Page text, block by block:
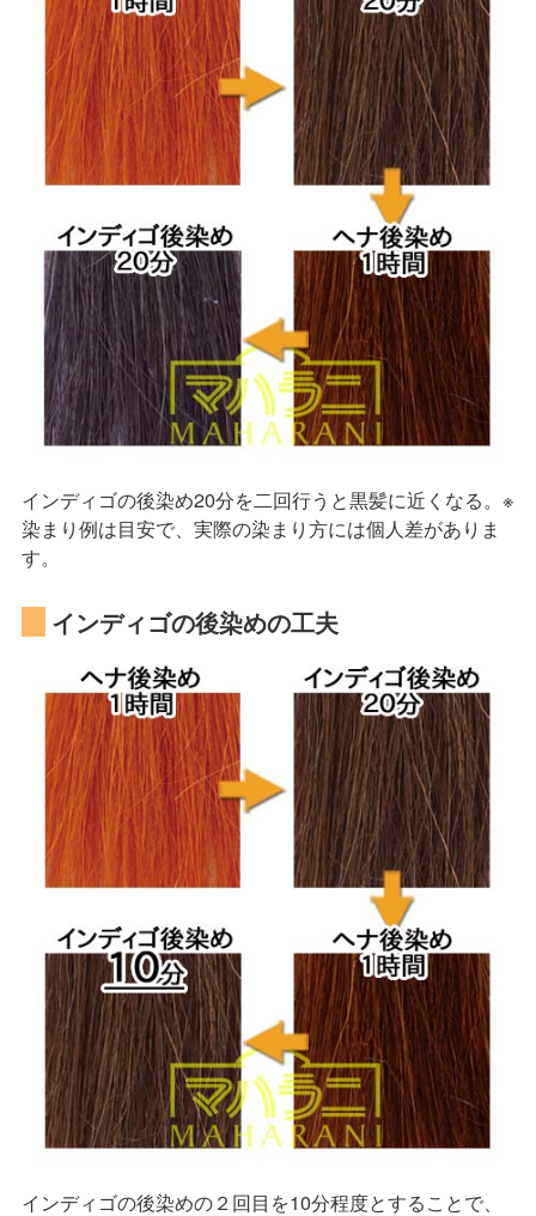
インディゴの後染め20分を二回行うと黒髪に近くなる。※
染まり例は目安で、実際の染まり方には個人差がありま
す。
インディゴの後染めの工夫
インディゴの後染めの２回目を10分程度とすることで、